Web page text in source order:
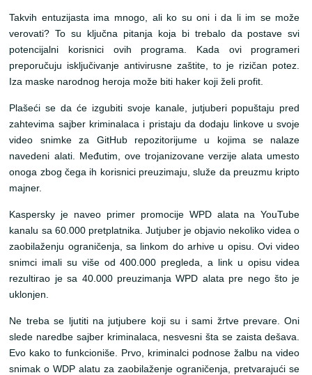
Takvih entuzijasta ima mnogo, ali ko su oni i da li im se može
verovati? To su ključna pitanja koja bi trebalo da postave svi
potencijalni korisnici ovih programa. Kada ovi programeri
preporučuju isključivanje antivirusne zaštite, to je rizičan potez.
Iza maske narodnog heroja može biti haker koji želi profit.
Plašeći se da će izgubiti svoje kanale, jutjuberi popuštaju pred
zahtevima sajber kriminalaca i pristaju da dodaju linkove u svoje
video snimke za GitHub repozitorijume u kojima se nalaze
navedeni alati. Međutim, ove trojanizovane verzije alata umesto
onoga zbog čega ih korisnici preuzimaju, služe da preuzmu kripto
majner.
Kaspersky je naveo primer promocije WPD alata na YouTube
kanalu sa 60.000 pretplatnika. Jutjuber je objavio nekoliko videa o
zaobilaženju ograničenja, sa linkom do arhive u opisu. Ovi video
snimci imali su više od 400.000 pregleda, a link u opisu videa
rezultirao je sa 40.000 preuzimanja WPD alata pre nego što je
uklonjen.
Ne treba se ljutiti na jutjubere koji su i sami žrtve prevare. Oni
slede naredbe sajber kriminalaca, nesvesni šta se zaista dešava.
Evo kako to funkcioniše. Prvo, kriminalci podnose žalbu na video
snimak o WDP alatu za zaobilaženje ograničenja, pretvarajući se